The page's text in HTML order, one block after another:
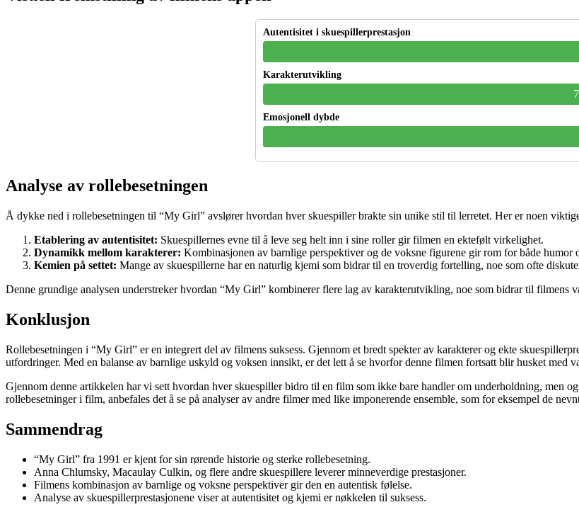
Autentisitet i skuespillerprestasjon
Karakterutvikling
Emosjonell dybde
Analyse av rollebesetningen
Å dykke ned i rollebesetningen til “My Girl” avslører hvordan hver skuespiller brakte sin unike stil til lerretet. Her er noen
Etablering av autentisitet: Skuespillernes evne til å leve seg helt inn i sine roller gir filmen en ektefølt virkelighet.
Dynamikk mellom karakterer: Kombinasjonen av barnlige perspektiver og de voksne figurene gir rom for både humor
Kemien på settet: Mange av skuespillerne har en naturlig kjemi som bidrar til en troverdig fortelling, noe som ofte
Denne grundige analysen understreker hvordan “My Girl” kombinerer flere lag av karakterutvikling, noe som bidrar til filmens
Konklusjon
Rollebesetningen i “My Girl” er en integrert del av filmens suksess. Gjennom et bredt spekter av karakterer og ekte
utfordringer. Med en balanse av barnlige uskyld og voksen innsikt, er det lett å se hvorfor denne filmen fortsatt blir husket med
Gjennom denne artikkelen har vi sett hvordan hver skuespiller bidro til en film som ikke bare handler om underholdning, men
rollebesetninger i film, anbefales det å se på analyser av andre filmer med like imponerende ensemble, som for eksempel de
Sammendrag
“My Girl” fra 1991 er kjent for sin rørende historie og sterke rollebesetning.
Anna Chlumsky, Macaulay Culkin, og flere andre skuespillere leverer minneverdige prestasjoner.
Filmens kombinasjon av barnlige og voksne perspektiver gir den en autentisk følelse.
Analyse av skuespillerprestasjonene viser at autentisitet og kjemi er nøkkelen til suksess.